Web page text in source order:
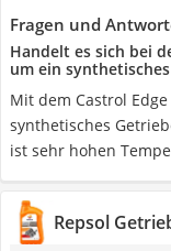
Fragen und
Handelt es sich bei
um ein
Mit dem Castrol
synthetisches
ist sehr hohen
Repsol